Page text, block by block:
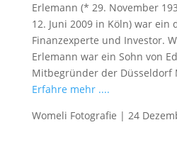
Erlemann (* 29. November
12. Juni 2009 in Köln) war ein
Finanzexperte und Investor.
Erlemann war ein Sohn von
Mitbegründer der Düsseldorf
Erfahre mehr ....
Womeli Fotografie | 24